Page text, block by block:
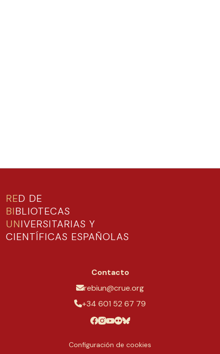
RED DE
BIBLIOTECAS
UNIVERSITARIAS Y
CIENTÍFICAS ESPAÑOLAS
Contacto
rebiun@crue.org
+34 601 52 67 79
Configuración de cookies